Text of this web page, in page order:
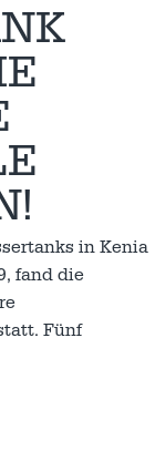
in Kenia
fand die
Fünf